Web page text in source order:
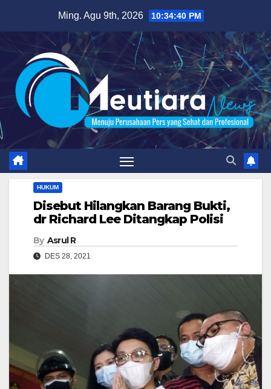
content
Ming. Agu 9th, 2026 10:34:41 PM
HUKUM
Disebut Hilangkan Barang Bukti,
dr Richard Lee Ditangkap Polisi
By Asrul R
DES 28, 2021